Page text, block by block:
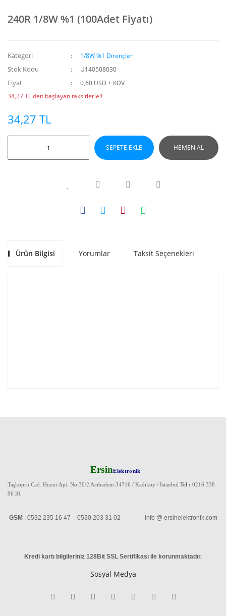
240R 1/8W %1 (100Adet Fiyatı)
Kategori 1/8W %1 Dirençler
Stok Kodu U140508030
Fiyat
0,60 USD + KDV
34,27 TL den başlayan taksitlerle!!
34,27 TL
SEPETE EKLE HEMEN AL
Ürün Bilgisi Yorumlar Taksit Seçenekleri
ErsinElektronik
Taşköprü Cad. Huzur Apt. No:30/2 Acıbadem 34716 / Kadıköy / Istanbul Tel : 0216 338
96 31
GSM : 0532 235 16 47 - 0530 203 31 02 info @ ersinelektronik.com
Kredi kartı bilgileriniz 128Bit SSL Sertifikası ile korunmaktadır.
Sosyal Medya